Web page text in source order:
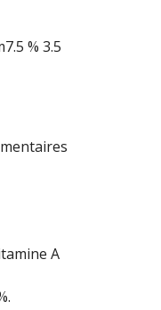
% 3.5
A